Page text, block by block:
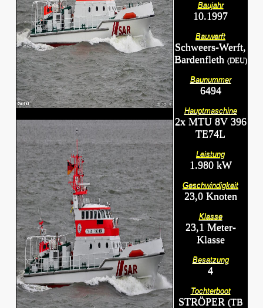
Baujahr
10.1997
Bauwerft
Schweers-Werft,
Bardenfleth (DEU)
Baunummer
6494
Hauptmaschine
2x MTU 8V 396
TE74L
Leistung
1.980 kW
Geschwindigkeit
23,0 Knoten
Klasse
23,1 Meter-
Klasse
Besatzung
4
Tochterboot
STRÖPER (TB